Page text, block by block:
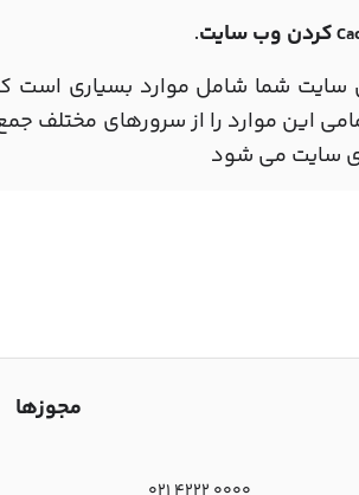
کردن وب سایت.
سایت شما شامل موارد بسیاری است
این موارد را از سرورهای مختلف
سایت می شود
مجوزها